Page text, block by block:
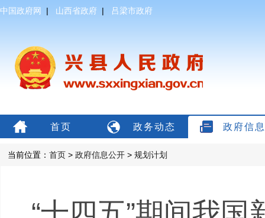
中国政府网 | 山西省政府 | 吕梁市政府
首页 政务动态 政府信
当前位置： 首页 > 政府信息公开 > 规划计划